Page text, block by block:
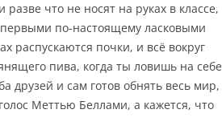
что не носят на руках в классе,
первыми по-настоящему ласковыми
распускаются почки, и всё вокруг
пива, когда ты ловишь на себе
друзей и сам готов обнять весь мир,
Меттью Беллами, а кажется, что